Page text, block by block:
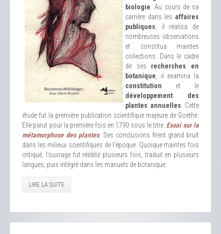
biologie . Au cours de sa
carrière dans les affaires
publiques , il réalisa de
nombreuses observations
et constitua maintes
collections. Dans le cadre
de ses recherches en
botanique , il examina la
constitution et le
développement des
plantes annuelles . Cette
étude fut la première publication scientifique majeure de Goethe.
Elle parut pour la première fois en 1790 sous le titre: Essai sur la
métamorphose des plantes. Ses conclusions firent grand bruit
dans les milieux scientifiques de l’époque. Quoique maintes fois
critiqué, l’ouvrage fut réédité plusieurs fois, traduit en plusieurs
langues, puis intégré dans les manuels de botanique.
LIRE LA SUITE